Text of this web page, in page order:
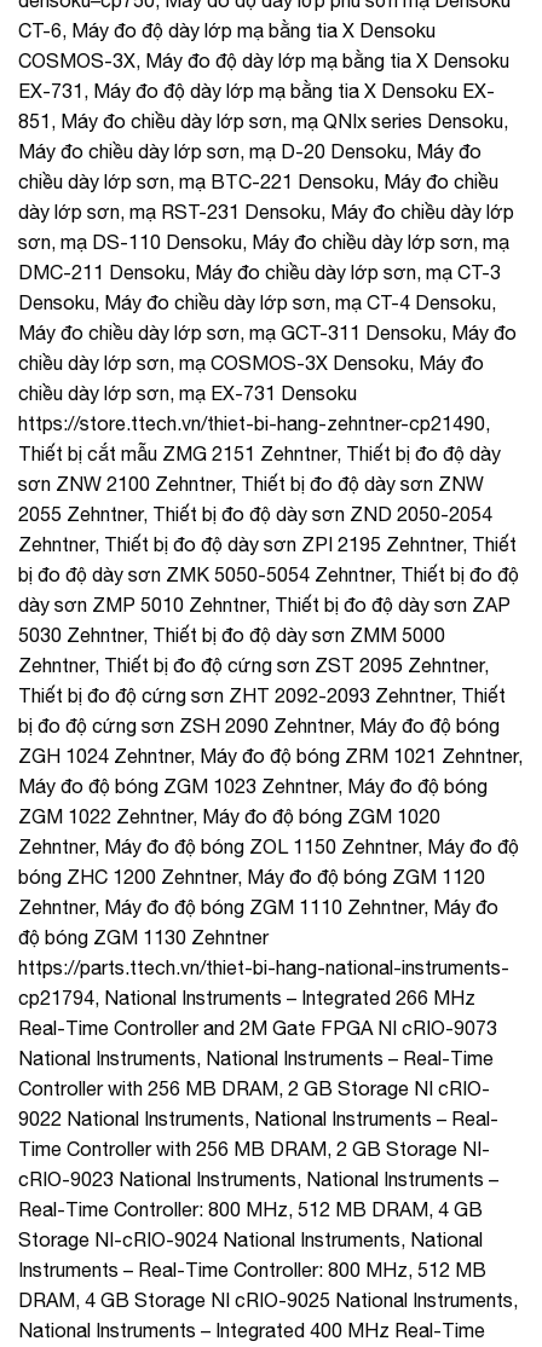
CT-6, Máy đo độ dày lớp mạ bằng tia X Densoku
COSMOS-3X, Máy đo độ dày lớp mạ bằng tia X Densoku
EX-731, Máy đo độ dày lớp mạ bằng tia X Densoku EX-
851, Máy đo chiều dày lớp sơn, mạ QNIx series Densoku,
Máy đo chiều dày lớp sơn, mạ D-20 Densoku, Máy đo
chiều dày lớp sơn, mạ BTC-221 Densoku, Máy đo chiều
dày lớp sơn, mạ RST-231 Densoku, Máy đo chiều dày lớp
sơn, mạ DS-110 Densoku, Máy đo chiều dày lớp sơn, mạ
DMC-211 Densoku, Máy đo chiều dày lớp sơn, mạ CT-3
Densoku, Máy đo chiều dày lớp sơn, mạ CT-4 Densoku,
Máy đo chiều dày lớp sơn, mạ GCT-311 Densoku, Máy đo
chiều dày lớp sơn, mạ COSMOS-3X Densoku, Máy đo
chiều dày lớp sơn, mạ EX-731 Densoku
https://store.ttech.vn/thiet-bi-hang-zehntner-cp21490,
Thiết bị cắt mẫu ZMG 2151 Zehntner, Thiết bị đo độ dày
sơn ZNW 2100 Zehntner, Thiết bị đo độ dày sơn ZNW
2055 Zehntner, Thiết bị đo độ dày sơn ZND 2050-2054
Zehntner, Thiết bị đo độ dày sơn ZPI 2195 Zehntner, Thiết
bị đo độ dày sơn ZMK 5050-5054 Zehntner, Thiết bị đo độ
dày sơn ZMP 5010 Zehntner, Thiết bị đo độ dày sơn ZAP
5030 Zehntner, Thiết bị đo độ dày sơn ZMM 5000
Zehntner, Thiết bị đo độ cứng sơn ZST 2095 Zehntner,
Thiết bị đo độ cứng sơn ZHT 2092-2093 Zehntner, Thiết
bị đo độ cứng sơn ZSH 2090 Zehntner, Máy đo độ bóng
ZGH 1024 Zehntner, Máy đo độ bóng ZRM 1021 Zehntner,
Máy đo độ bóng ZGM 1023 Zehntner, Máy đo độ bóng
ZGM 1022 Zehntner, Máy đo độ bóng ZGM 1020
Zehntner, Máy đo độ bóng ZOL 1150 Zehntner, Máy đo độ
bóng ZHC 1200 Zehntner, Máy đo độ bóng ZGM 1120
Zehntner, Máy đo độ bóng ZGM 1110 Zehntner, Máy đo
độ bóng ZGM 1130 Zehntner
https://parts.ttech.vn/thiet-bi-hang-national-instruments-
cp21794, National Instruments – Integrated 266 MHz
Real-Time Controller and 2M Gate FPGA NI cRIO-9073
National Instruments, National Instruments – Real-Time
Controller with 256 MB DRAM, 2 GB Storage NI cRIO-
9022 National Instruments, National Instruments – Real-
Time Controller with 256 MB DRAM, 2 GB Storage NI-
cRIO-9023 National Instruments, National Instruments –
Real-Time Controller: 800 MHz, 512 MB DRAM, 4 GB
Storage NI-cRIO-9024 National Instruments, National
Instruments – Real-Time Controller: 800 MHz, 512 MB
DRAM, 4 GB Storage NI cRIO-9025 National Instruments,
National Instruments – Integrated 400 MHz Real-Time